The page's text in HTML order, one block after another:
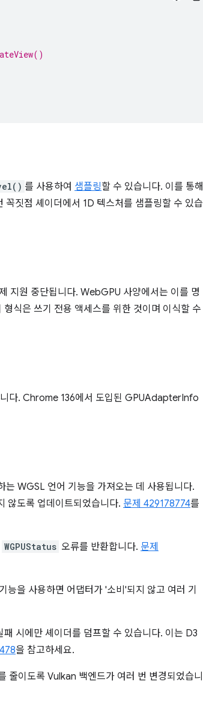
를 사용하여 샘플링할 수 있습니다. 이를 통해
짓점 셰이더에서 1D 텍스처를 샘플링할 수 있습
지원 중단됩니다. WebGPU 사양에서는 이를 명
식은 쓰기 전용 액세스를 위한 것이며 이식할 수
다. Chrome 136에서 도입된 GPUAdapterInfo
는 WGSL 언어 기능을 가져오는 데 사용됩니다.
않도록 업데이트되었습니다. 문제 429178774를
WGPUStatus 오류를 반환합니다. 문제
기능을 사용하면 어댑터가 '소비'되지 않고 여러 기
패 시에만 셰이더를 덤프할 수 있습니다. 이는 D3
을 참고하세요.
줄이도록 Vulkan 백엔드가 여러 번 변경되었습니